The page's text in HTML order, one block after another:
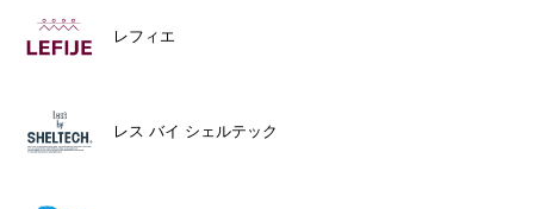
レフィエ
レス バイ シェルテック